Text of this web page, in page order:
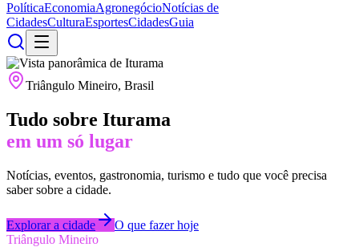
PolíticaEconomiaAgronegócioNotícias de
CidadesCulturaEsportesCidadesGuia
Triângulo Mineiro, Brasil
Tudo sobre Iturama
em um só lugar
Notícias, eventos, gastronomia, turismo e tudo que você precisa
saber sobre a cidade.
Explorar a cidade
O que fazer hoje
Triângulo Mineiro